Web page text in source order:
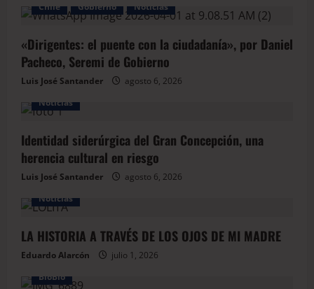
Chile Gobierno Noticias
«Dirigentes: el puente con la ciudadanía», por Daniel
Pacheco, Seremi de Gobierno
Luis José Santander
agosto 6, 2026
Noticias
Identidad siderúrgica del Gran Concepción, una
herencia cultural en riesgo
Luis José Santander
agosto 6, 2026
Noticias
LA HISTORIA A TRAVÉS DE LOS OJOS DE MI MADRE
Eduardo Alarcón
julio 1, 2026
BioBio